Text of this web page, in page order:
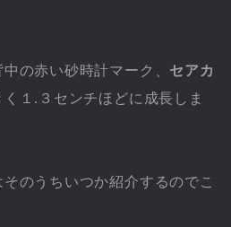
の赤い砂時計マーク、 セアカ
１.３センチほどに成長しま
のうちいつか紹介するのでこ